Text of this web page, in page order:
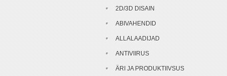
2D/3D DISAIN
ABIVAHENDID
ALLALAADIJAD
ANTIVIIRUS
ÄRI JA PRODUKTIIVSUS